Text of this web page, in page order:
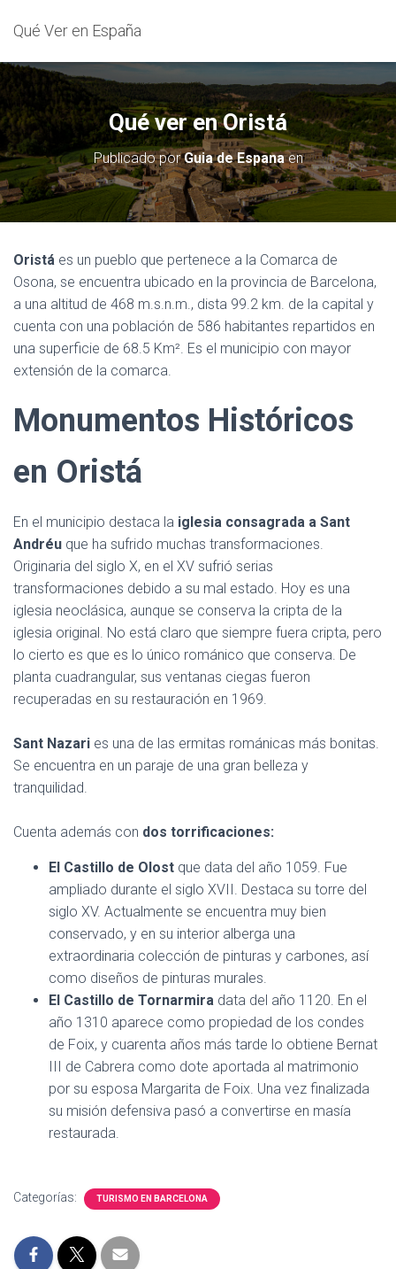
Qué Ver en España
Qué ver en Oristá
Publicado porGuia de Espanaen
Oristá es un pueblo que pertenece a la Comarca de
Osona, se encuentra ubicado en la provincia de Barcelona,
a una altitud de 468 m.s.n.m., dista 99.2 km. de la capital y
cuenta con una población de 586 habitantes repartidos en
una superficie de 68.5 Km². Es el municipio con mayor
extensión de la comarca.
Monumentos Históricos
en Oristá
En el municipio destaca la iglesia consagrada a Sant
Andréu que ha sufrido muchas transformaciones.
Originaria del siglo X, en el XV sufrió serias
transformaciones debido a su mal estado. Hoy es una
iglesia neoclásica, aunque se conserva la cripta de la
iglesia original. No está claro que siempre fuera cripta, pero
lo cierto es que es lo único románico que conserva. De
planta cuadrangular, sus ventanas ciegas fueron
recuperadas en su restauración en 1969.
Sant Nazari es una de las ermitas románicas más bonitas.
Se encuentra en un paraje de una gran belleza y
tranquilidad.
Cuenta además con dos torrificaciones:
El Castillo de Olost que data del año 1059. Fue
ampliado durante el siglo XVII. Destaca su torre del
siglo XV. Actualmente se encuentra muy bien
conservado, y en su interior alberga una
extraordinaria colección de pinturas y carbones, así
como diseños de pinturas murales.
El Castillo de Tornarmira data del año 1120. En el
año 1310 aparece como propiedad de los condes
de Foix, y cuarenta años más tarde lo obtiene Bernat
III de Cabrera como dote aportada al matrimonio
por su esposa Margarita de Foix. Una vez finalizada
su misión defensiva pasó a convertirse en masía
restaurada.
Categorías: TURISMO EN BARCELONA